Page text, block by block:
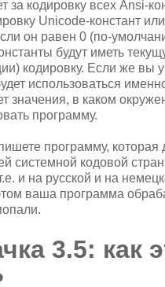
за кодировку всех Ansi-
Unicode-констант
он равен 0 (по-
будут иметь
кодировку. Если же вы
использоваться
значения, в каком
программу.
программу, которая
системной кодовой
и на русской и на
ваша программа
3.5: как